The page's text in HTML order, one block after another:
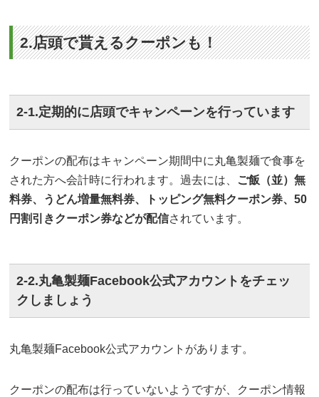
2.店頭で貰えるクーポンも！
2-1.定期的に店頭でキャンペーンを行っています
クーポンの配布はキャンペーン期間中に丸亀製麺で食事を
された方へ会計時に行われます。過去には、 ご飯（並）無
料券、うどん増量無料券、トッピング無料クーポン券、50
円割引きクーポン券などが配信されています。
2-2.丸亀製麺Facebook公式アカウントをチェッ
クしましょう
丸亀製麺Facebook公式アカウントがあります。
クーポンの配布は行っていないようですが、クーポン情報